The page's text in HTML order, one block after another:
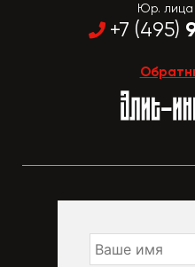
Юр. лица
+7 (495)